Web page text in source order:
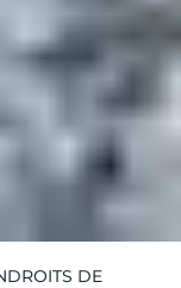
partir cet Hiver
DE